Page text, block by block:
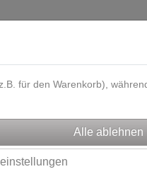
Gutscheine Designbeispiele
für den Warenkorb),